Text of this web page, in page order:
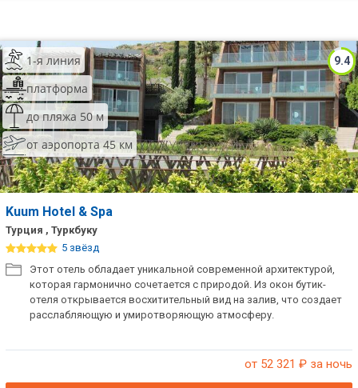
9.4
1-я линия
платформа
до пляжа 50 м
от аэропорта 45 км
Kuum Hotel & Spa
Турция , Туркбуку
5 звёзд
Этот отель обладает уникальной современной архитектурой,
которая гармонично сочетается с природой. Из окон бутик-
отеля открывается восхитительный вид на залив, что создает
расслабляющую и умиротворяющую атмосферу.
от 52 321 ₽ за ночь